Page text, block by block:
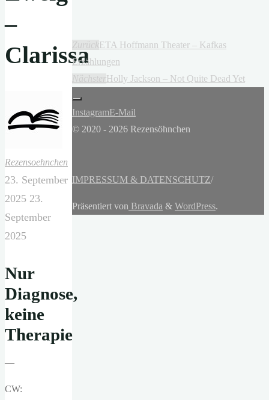
–
Clarissa
Rezensoehnchen
23. September
2025 23.
September
2025
Nur
Diagnose,
keine
Therapie
—
CW:
ZurückETA Hoffmann Theater – Kafkas
Erzählungen
NächsterHolly Jackson – Not Quite Dead Yet
InstagramE-Mail
© 2020 - 2026 Rezensöhnchen
IMPRESSUM & DATENSCHUTZ/
Präsentiert von Bravada & WordPress.